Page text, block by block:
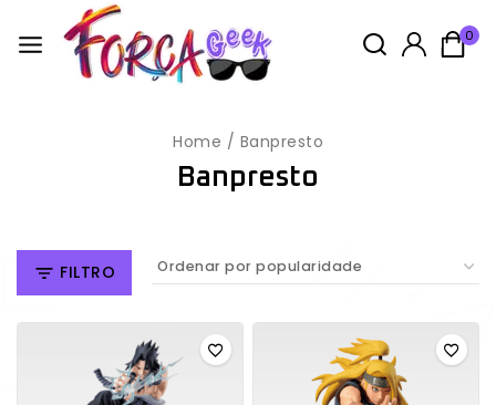
0
Home / Banpresto
Banpresto
FILTRO